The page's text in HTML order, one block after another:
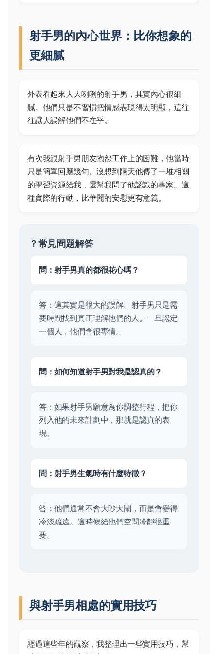
射手男的內心世界：比你想象的
更細膩
外表看起來大大咧咧的射手男，其實內心很細
膩。他們只是不習慣把情感表現得太明顯，這往
往讓人誤解他們不在乎。
有次我跟射手男朋友抱怨工作上的困難，他當時
只是簡單回應幾句。沒想到隔天他傳了一堆相關
的學習資源給我，還幫我問了他認識的專家。這
種實際的行動，比華麗的安慰更有意義。
? 常見問題解答
問：射手男真的都很花心嗎？
答：這其實是很大的誤解。射手男只是需
要時間找到真正理解他們的人。一旦認定
一個人，他們會很專情。
問：如何知道射手男對我是認真的？
答：如果射手男願意為你調整行程，把你
列入他的未來計劃中，那就是認真的表
現。
問：射手男生氣時有什麼特徵？
答：他們通常不會大吵大鬧，而是會變得
冷淡疏遠。這時候給他們空間冷靜很重
要。
與射手男相處的實用技巧
經過這些年的觀察，我整理出一些實用技巧，幫